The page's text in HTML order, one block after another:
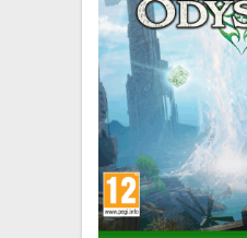
DOPRAVA
XZONE KLUB
TCG & BOARDGAME HUB
VÝKUP HER (BAZAR)